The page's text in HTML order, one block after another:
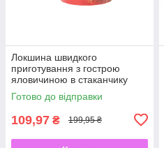
Локшина швидкого
приготування з гострою
яловичиною в стаканчику
Spicy Beef Flavour Big Bowl
KAILO 120 г
Готово до відправки
109,97 ₴ 199,95 ₴